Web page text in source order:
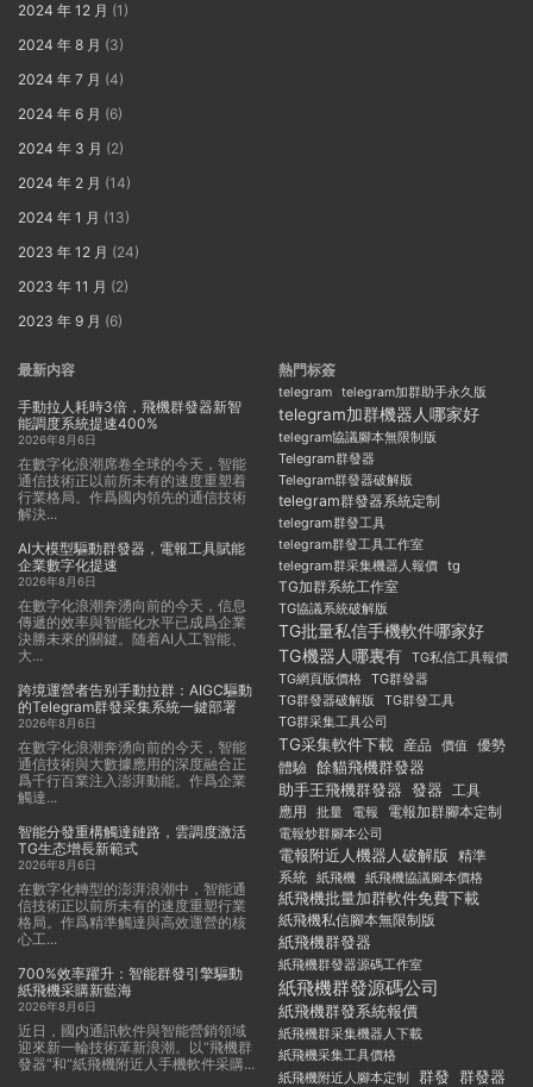
2024 年 12 月 (1)
2024 年 8 月 (3)
2024 年 7 月 (4)
2024 年 6 月 (6)
2024 年 3 月 (2)
2024 年 2 月 (14)
2024 年 1 月 (13)
2023 年 12 月 (24)
2023 年 11 月 (2)
2023 年 9 月 (6)
最新内容
手動拉人耗時3倍，飛機群發器新智
能調度系統提速400%
2026年8月6日
在數字化浪潮席卷全球的今天，智能
通信技術正以前所未有的速度重塑着
行業格局。作爲國内領先的通信技術
解決...
AI大模型驅動群發器，電報工具賦能
企業數字化提速
2026年8月6日
在數字化浪潮奔湧向前的今天，信息
傳遞的效率與智能化水平已成爲企業
決勝未來的關鍵。随着AI人工智能、
大...
跨境運營者告别手動拉群：AIGC驅動
的Telegram群發采集系統一鍵部署
2026年8月6日
在數字化浪潮奔湧向前的今天，智能
通信技術與大數據應用的深度融合正
爲千行百業注入澎湃動能。作爲企業
觸達...
智能分發重構觸達鏈路，雲調度激活
TG生态增長新範式
2026年8月6日
在數字化轉型的澎湃浪潮中，智能通
信技術正以前所未有的速度重塑行業
格局。作爲精準觸達與高效運營的核
心工...
700%效率躍升：智能群發引擎驅動
紙飛機采購新藍海
2026年8月6日
近日，國内通訊軟件與智能營銷領域
迎來新一輪技術革新浪潮。以“飛機群
發器”和“紙飛機附近人手機軟件采購...
熱門标簽
telegram telegram加群助手永久版
telegram加群機器人哪家好
telegram協議腳本無限制版
Telegram群發器
Telegram群發器破解版
telegram群發器系統定制
telegram群發工具
telegram群發工具工作室
telegram群采集機器人報價 tg
TG加群系統工作室
TG協議系統破解版
TG批量私信手機軟件哪家好
TG機器人哪裏有
TG私信工具報價
TG網頁版價格
TG群發器
TG群發器破解版
TG群發工具
TG群采集工具公司
TG采集軟件下載 産品 價值 優勢
體驗 餘貓飛機群發器
助手王飛機群發器 發器 工具
應用
批量 電報 電報加群腳本定制
電報炒群腳本公司
電報附近人機器人破解版 精準
系統 紙飛機 紙飛機協議腳本價格
紙飛機批量加群軟件免費下載
紙飛機私信腳本無限制版
紙飛機群發器
紙飛機群發器源碼工作室
紙飛機群發源碼公司
紙飛機群發系統報價
紙飛機群采集機器人下載
紙飛機采集工具價格
紙飛機附近人腳本定制
群發 群發器